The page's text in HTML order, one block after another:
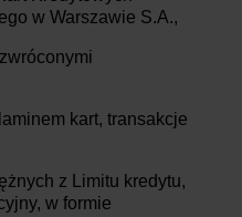
w Warszawie S.A.,
kart, transakcje
z Limitu kredytu,
w formie